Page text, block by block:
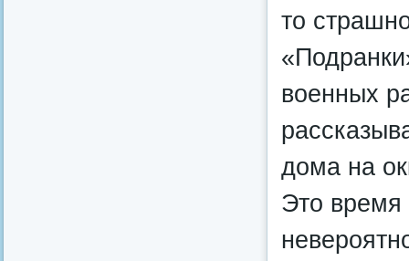
то
военных
дома на
Это время